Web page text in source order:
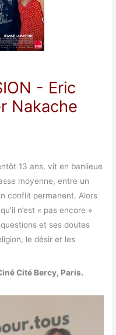
- Eric
Nakache
13 ans, vit en banlieue
moyenne, entre un
conflit permanent. Alors
n’est « pas encore »
et ses doutes
le désir et les
Cité Bercy, Paris.